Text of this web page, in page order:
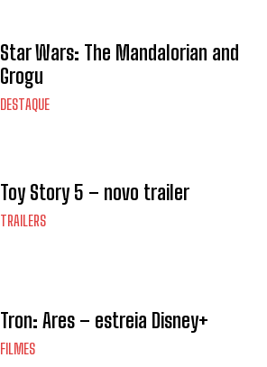
Star Wars: The Mandalorian and
Grogu
DESTAQUE
Toy Story 5 – novo trailer
TRAILERS
Tron: Ares – estreia Disney+
FILMES